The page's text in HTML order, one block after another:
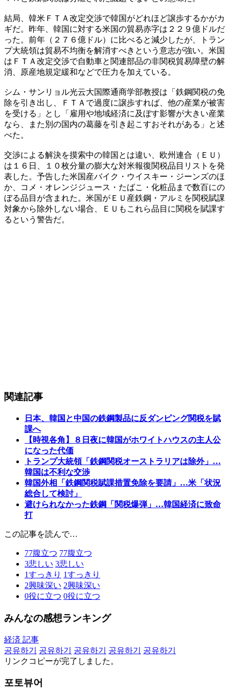
結局、韓米ＦＴＡ改定交渉で韓国がどれほど譲歩するかがカ
ギだ。昨年、韓国に対する米国の貿易赤字は２２９億ドルだ
った。前年（２７６億ドル）に比べると減少したが、トラン
プ大統領は貿易不均衡を解消すべきという意志が強い。米国
はＦＴＡ改定交渉で自動車と関連部品の非関税貿易障壁の解
消、原産地規定緩和などで圧力を加えている。
シム・サンリョル光云大国際通商学部教授は「鉄鋼関税の免
除を引き出し、ＦＴＡで過度に譲歩すれば、他の産業が被害
を受ける」とし「雇用や地域経済に及ぼす影響が大きい産業
なら、また別の国内の葛藤を引き起こすおそれがある」と述
べた。
交渉による解決を摸索中の韓国とは違い、欧州連合（ＥＵ）
は１６日、１０枚分量の膨大な対米報復関税品目リストを発
表した。予告した米国産バイク・ウイスキー・ジーンズのほ
か、コメ・オレンジジュース・たばこ・化粧品まで数百にの
ぼる品目が含まれた。米国がＥＵ産鉄鋼・アルミを関税賦課
対象から除外しない場合、ＥＵもこれら品目に関税を賦課す
るという警告だ。
関連記事
日本、韓国と中国の鉄鋼製品に反ダンピング関税を賦
課へ
【時視各角】８日夜に韓国がホワイトハウスの主人公
になった代価
トランプ大統領「鉄鋼関税オーストラリアは除外」…
韓国は不利な交渉
韓国外相「鉄鋼関税賦課措置免除を要請」…米「状況
総合して検討」
避けられなかった鉄鋼「関税爆弾」…韓国経済に致命
打
この記事を読んで…
77腹立つ 77腹立つ
3悲しい 3悲しい
1すっきり 1すっきり
2興味深い 2興味深い
0役に立つ 0役に立つ
みんなの感想ランキング
経済 記事
공유하기
공유하기 공유하기 공유하기
공유하기
リンクコピーが完了しました。
포토뷰어